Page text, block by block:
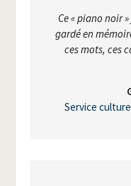
Ce « pia­no noir
gar­dé en
ces mots, ces
Ser­vice